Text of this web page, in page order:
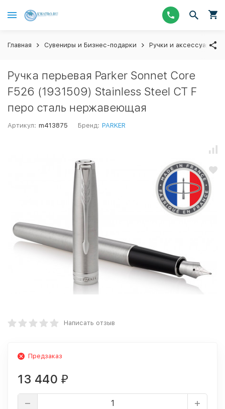
Главная Сувениры и Бизнес-подарки Ручки и аксессуары
Ручка перьевая Parker Sonnet Core
F526 (1931509) Stainless Steel CT F
перо сталь нержавеющая
Артикул: m413875 Бренд: PARKER
Написать отзыв
Предзаказ
13 440 ₽